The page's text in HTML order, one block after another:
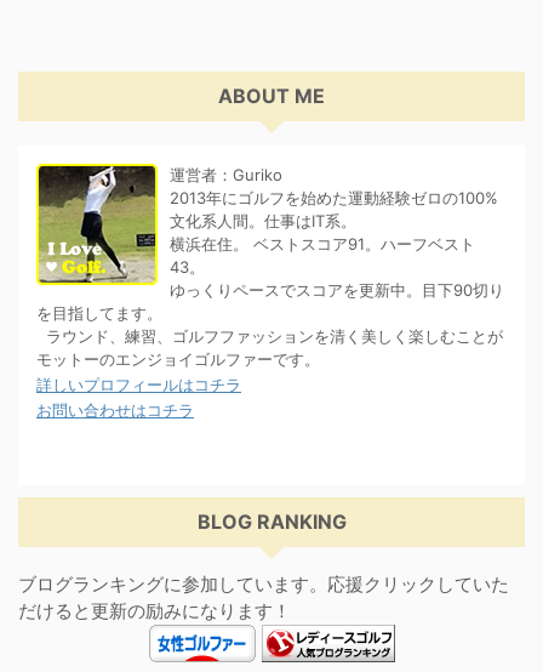
ABOUT ME
運営者：Guriko
2013年にゴルフを始めた運動経験ゼロの100%
文化系人間。仕事はIT系。
横浜在住。 ベストスコア91。ハーフベスト
43。
ゆっくりペースでスコアを更新中。目下90切り
を目指してます。
ラウンド、練習、ゴルフファッションを清く美しく楽しむことが
モットーのエンジョイゴルファーです。
詳しいプロフィールはコチラ
お問い合わせはコチラ
BLOG RANKING
ブログランキングに参加しています。応援クリックしていた
だけると更新の励みになります！